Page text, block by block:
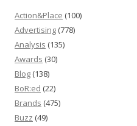
Action&Place (100)
Advertising (778)
Analysis (135)
Awards (30)
Blog (138)
BoR:ed (22)
Brands (475)
Buzz (49)